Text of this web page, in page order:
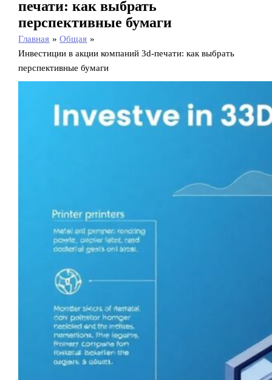
печати: как выбрать
перспективные бумаги
Главная
Общая
Инвестиции в акции компаний 3d-печати: как выбрать
перспективные бумаги